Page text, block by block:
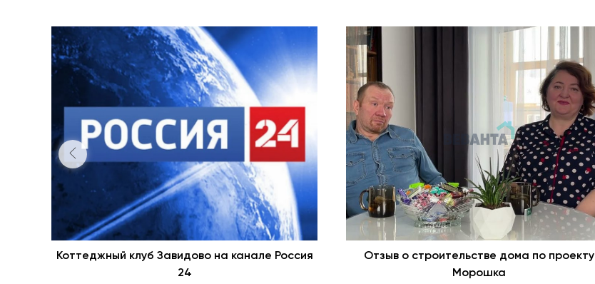
Коттеджный клуб Завидово на канале Россия
24
Отзыв о строительстве дома по проекту
Морошка